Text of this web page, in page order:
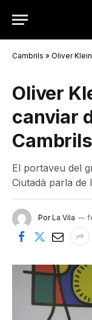
Cambrils » Oliver
Oliver
canviar
El portaveu del
Ciutadà parla de
Por La Vila